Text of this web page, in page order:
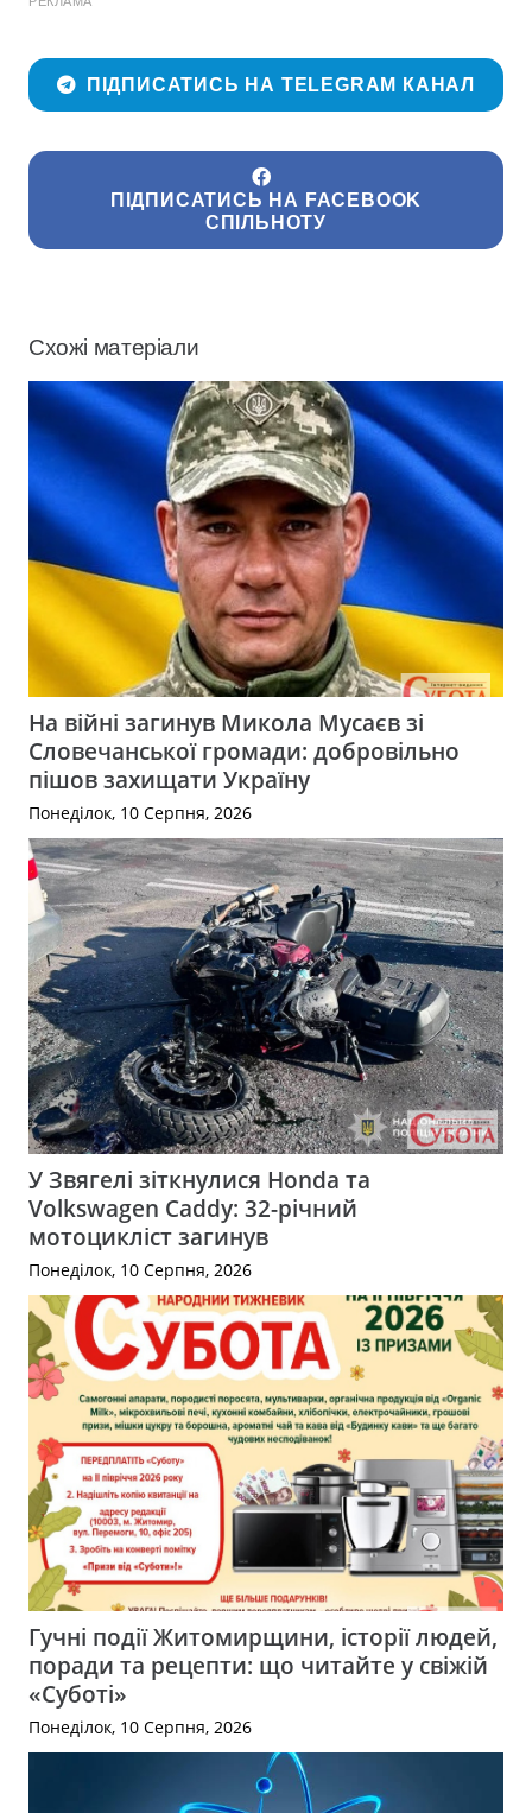
ПІДПИСАТИСЬ НА TELEGRAM КАНАЛ
ПІДПИСАТИСЬ НА FACEBOOK
СПІЛЬНОТУ
Схожі матеріали
На війні загинув Микола Мусаєв зі
Словечанської громади: добровільно
пішов захищати Україну
Понеділок, 10 Серпня, 2026
У Звягелі зіткнулися Honda та
Volkswagen Caddy: 32-річний
мотоцикліст загинув
Понеділок, 10 Серпня, 2026
Гучні події Житомирщини, історії людей,
поради та рецепти: що читайте у свіжій
«Суботі»
Понеділок, 10 Серпня, 2026